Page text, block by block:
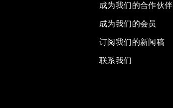
成为我们的合作伙伴
成为我们的会员
订阅我们的新闻稿
联系我们